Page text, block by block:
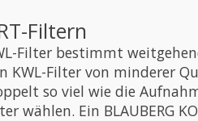
Filtern
Filter bestimmt
KWL-Filter von minderer
so viel wie die
wählen. Ein BLAUBERG